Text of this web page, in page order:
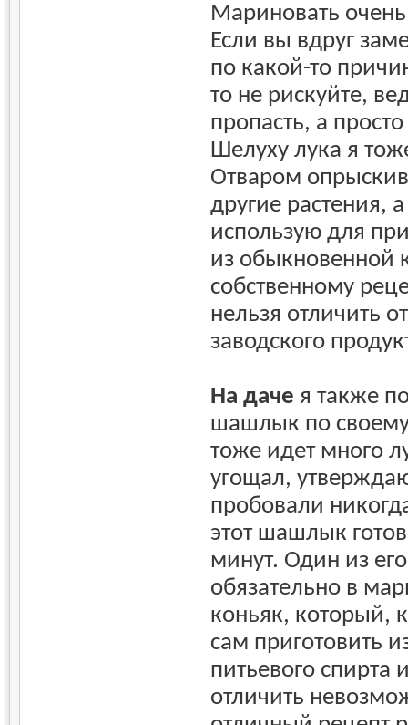
Мариновать
Если вы вдруг
по какой-то
то не рискуйте,
пропасть, а
Шелуху лука я
Отваром
другие растения,
использую для
из обыкновенной
собственному
нельзя отличить
заводского
На даче я также
шашлык по своему
тоже идет много
угощал,
пробовали
этот шашлык
минут. Один из
обязательно в
коньяк, который,
сам приготовить
питьевого спирта
отличить